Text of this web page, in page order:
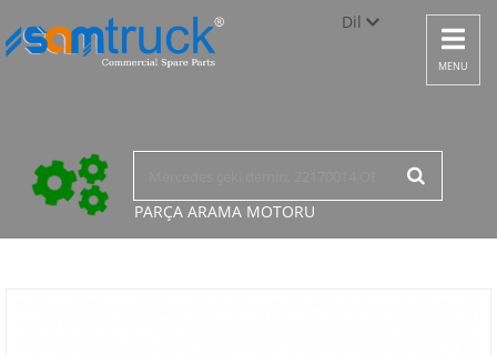
Dil
Türkçe
English
Toggle
MENU
PARÇA ARAMA MOTORU